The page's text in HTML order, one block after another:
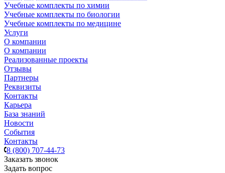
Учебные комплекты по химии
Учебные комплекты по биологии
Учебные комплекты по медицине
Услуги
О компании
О компании
Реализованные проекты
Отзывы
Партнеры
Реквизиты
Контакты
Карьера
База знаний
Новости
События
Контакты
8 (800) 707-44-73
Заказать звонок
Задать вопрос